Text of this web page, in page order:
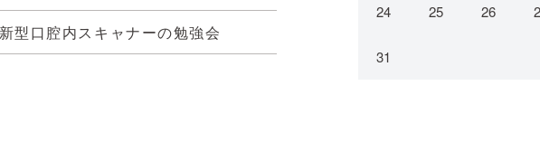
口腔内スキャナーの勉強会
24 25 26
31